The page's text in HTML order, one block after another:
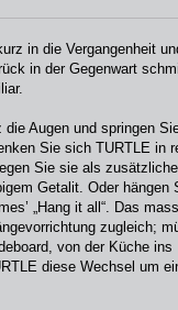
in die Vergangenheit
in der Gegenwart
Augen und springen
Sie sich TURTLE in
Sie sie als
Getalit. Oder hängen
„Hang it all“. Das
zugleich;
von der Küche
diese Wechsel um